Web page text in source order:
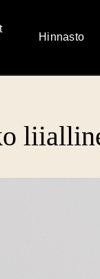
Hinnasto